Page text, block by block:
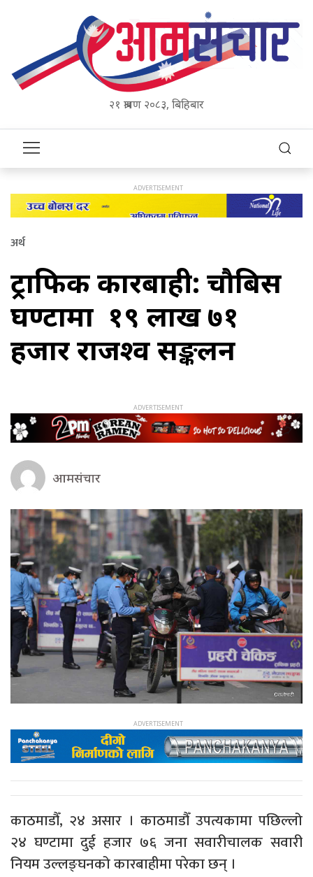
२१ श्रावण २०८३, बिहिबार
अर्थ
ट्राफिक कारबाही: चौबिस
घण्टामा रु १९ लाख ७१
हजार राजश्व सङ्कलन
आमसंचार
काठमाडौँ, २४ असार । काठमाडौँ उपत्यकामा पछिल्लो
२४ घण्टामा दुई हजार ७६ जना सवारीचालक सवारी
नियम उल्लङ्घनको कारबाहीमा परेका छन् ।